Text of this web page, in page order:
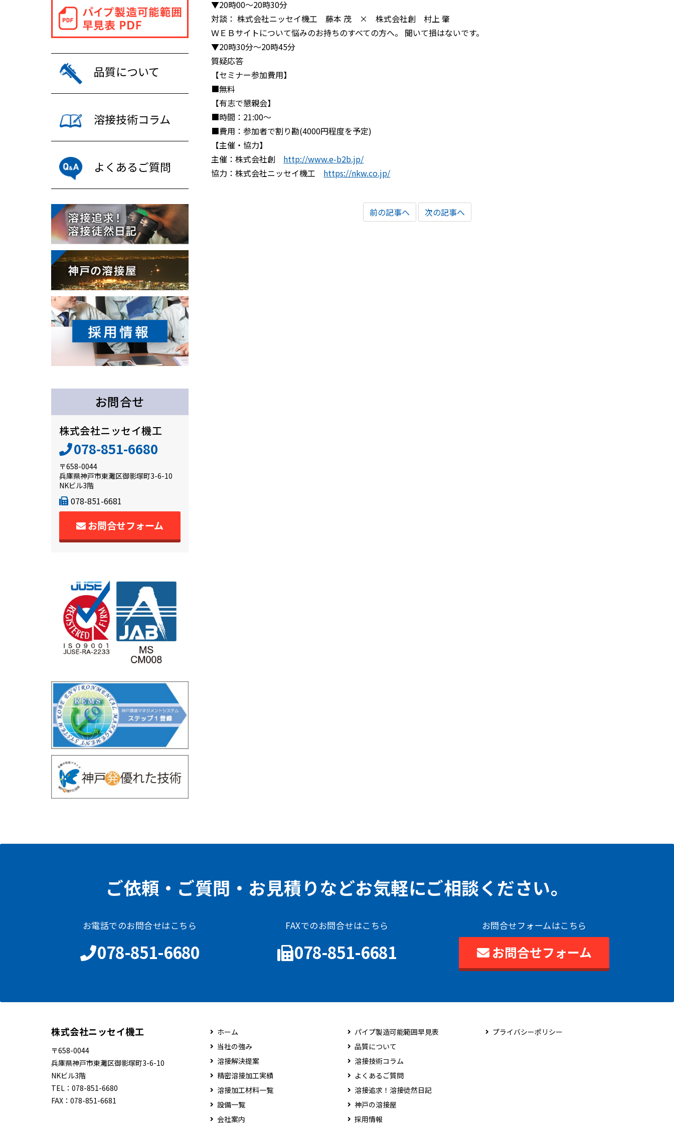
▼20時00～20時30分
対談： 株式会社ニッセイ機工 藤本 茂 × 株式会社創 村上 肇
ＷＥＢサイトについて悩みのお持ちのすべての方へ。 聞いて損はないです。
▼20時30分～20時45分
質疑応答
【セミナー参加費用】
■無料
【有志で懇親会】
■時間：21:00～
■費用：参加者で割り勘(4000円程度を予定)
【主催・協力】
主催：株式会社創 http://www.e-b2b.jp/
協力：株式会社ニッセイ機工 https://nkw.co.jp/
前の記事へ 次の記事へ
品質について
溶接技術コラム
よくあるご質問
お問合せ
株式会社ニッセイ機工
078-851-6680
〒658-0044
兵庫県神戸市東灘区御影塚町3-6-10
NKビル3階
078-851-6681
お問合せフォーム
ご依頼・ご質問・お見積りなどお気軽にご相談ください。
お電話でのお問合せはこちら
078-851-6680
FAXでのお問合せはこちら
078-851-6681
お問合せフォームはこちら
お問合せフォーム
株式会社ニッセイ機工
〒658-0044
兵庫県神戸市東灘区御影塚町3-6-10
NKビル3階
TEL： 078-851-6680
FAX： 078-851-6681
ホーム
当社の強み
溶接解決提案
精密溶接加工実績
溶接加工材料一覧
設備一覧
会社案内
パイプ製造可能範囲早見表
品質について
溶接技術コラム
よくあるご質問
溶接追求！溶接徒然日記
神戸の溶接屋
採用情報
プライバシーポリシー